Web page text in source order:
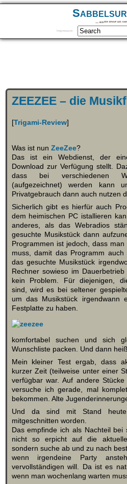
… munter drauf los
Impressum
ZEEZEE – die
[Trigami-Review]
Was ist nun ZeeZee?
Das ist ein Webdienst, der
Download zur Verfügung stellt.
dass bei verschiedenen
(aufgezeichnet) werden kann
Privatgebrauch dann auch nutzen
Sicherlich gibt es hierfür auch
dem heimischen PC istallieren
anderes, als das Webradios
gesuchte Musikstück dann
Programmen ist jedoch, dass
muss, damit das Programm
das gesuchte Musikstück
Rechner sowieso im
kein Problem. Für diejenigen,
sind, wird es bei seltener
um das Musikstück irgendwann
Festplatte zu haben.
komfortabel suchen und sich
Wunschliste packen. Und dann
Mein kleiner Test ergab, dass
kurzer Zeit (teilweise unter einer
verfügbar war. Auf andere
versuche ich gerade, mal
bekommen. Alte
Und da sind mit Stand
mitgeschnitten worden.
Das empfinde ich als Nachteil
nicht so erpicht auf die
sondern suche ab und zu nach
wenn irgendeine Party
vervollständigen will. Da ist es
wenn man wochenlang warten